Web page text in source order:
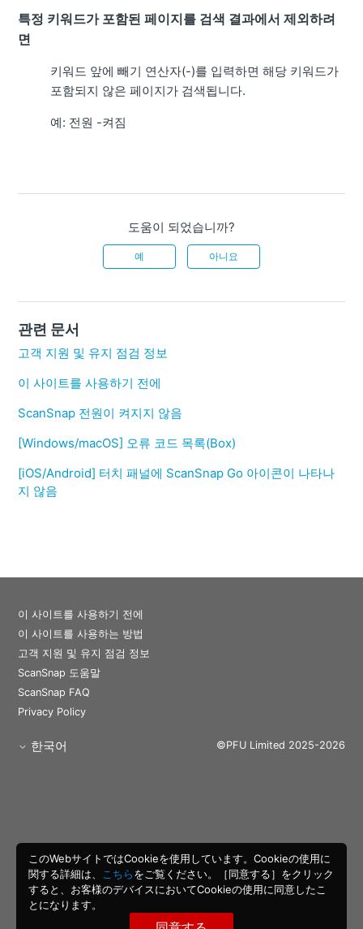
특정 키워드가 포함된 페이지를 검색 결과에서 제외하려
면
키워드 앞에 빼기 연산자(-)를 입력하면 해당 키워드가
포함되지 않은 페이지가 검색됩니다.
예: 전원 -켜짐
도움이 되었습니까?
예 아니요
관련 문서
고객 지원 및 유지 점검 정보
이 사이트를 사용하기 전에
ScanSnap 전원이 켜지지 않음
[Windows/macOS] 오류 코드 목록(Box)
[iOS/Android] 터치 패널에 ScanSnap Go 아이콘이 나타나
지 않음
이 사이트를 사용하기 전에
이 사이트를 사용하는 방법
고객 지원 및 유지 점검 정보
ScanSnap 도움말
ScanSnap FAQ
Privacy Policy
한국어 ©PFU Limited 2025-2026
このWebサイトではCookieを使用しています。Cookieの使用に
関する詳細は、
こちらをご覧ください。［同意する］をクリック
すると、お客様のデバイスにおいてCookieの使用に同意したこ
とになります。